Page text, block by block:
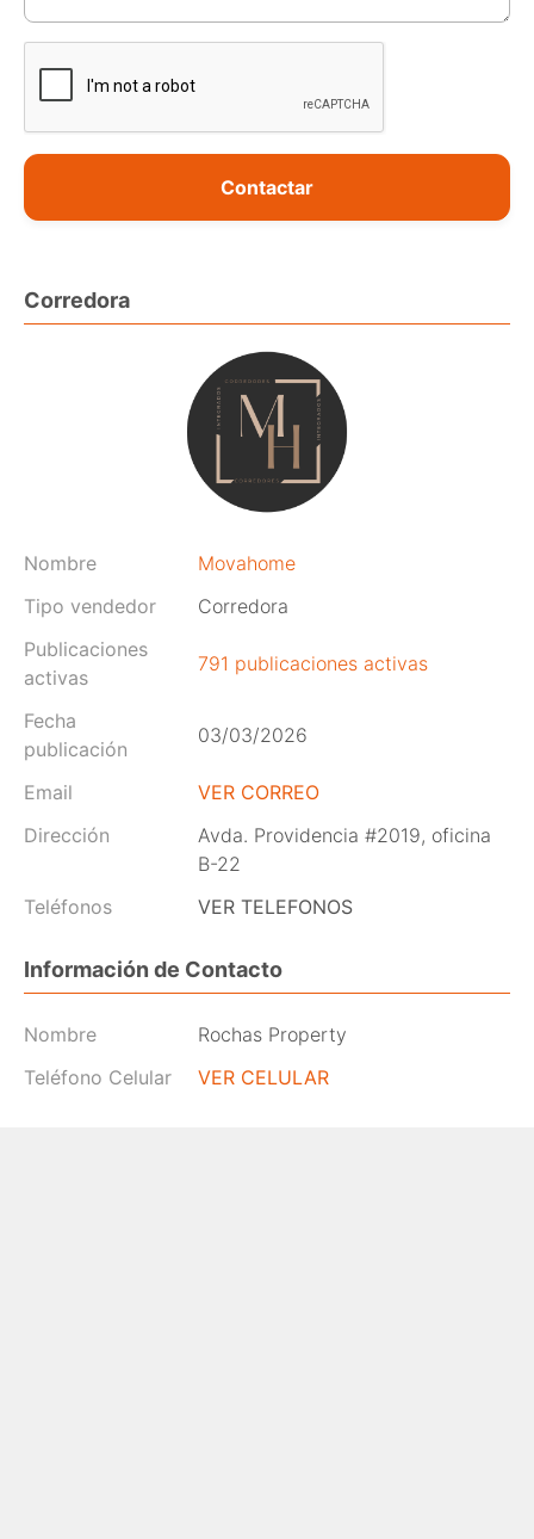
Contactar
Corredora
Nombre
Movahome
Tipo vendedor
Corredora
Publicaciones
activas
791 publicaciones activas
Fecha
publicación
03/03/2026
Email
VER CORREO
Dirección
Avda. Providencia #2019, oficina
B-22
Teléfonos
VER TELEFONOS
Información de Contacto
Nombre
Rochas Property
Teléfono Celular
VER CELULAR